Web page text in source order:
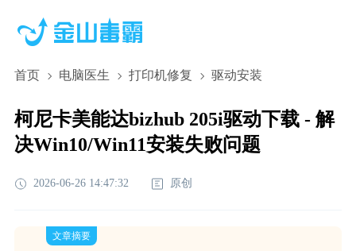
首页 电脑医生 打印机修复 驱动安装
柯尼卡美能达bizhub 205i驱动下载 - 解
决Win10/Win11安装失败问题
2026-06-26 14:47:32 原创
文章摘要